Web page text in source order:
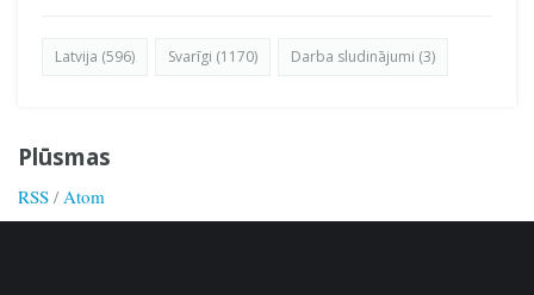
Latvija (596) Svarīgi (1170) Darba sludinājumi (3)
Plūsmas
RSS / Atom